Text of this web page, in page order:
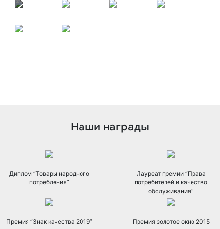
Наши награды
Диплом “Товары народного
потребления”
Лауреат премии “Права
потребителей и качество
обслуживания”
Премия “Знак качества 2019” Премия золотое окно 2015